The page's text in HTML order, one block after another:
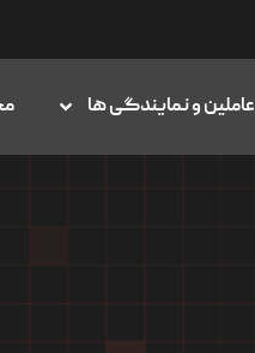
عاملین و نمایندگی ها